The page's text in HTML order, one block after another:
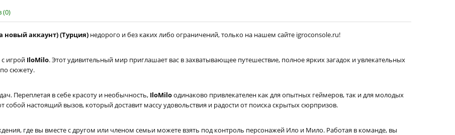
(0)
новый аккаунт) (Турция) недорого и без каких либо ограничений, только на нашем сайте igroconsole.ru!
игрой IloMilo. Этот удивительный мир приглашает вас в захватывающее путешествие, полное ярких загадок и увлекательных
сюжету.
Переплетая в себе красоту и необычность, IloMiloодинаково привлекателен как для опытных геймеров, так и для молодых
собой настоящий вызов, который доставит массу удовольствия и радости от поиска скрытых сюрпризов.
где вы вместе с другом или членом семьи можете взять под контроль персонажей Ило и Мило. Работая в команде, вы